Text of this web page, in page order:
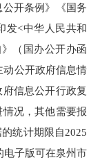
开条例》《国务
发<中华人民共和
（国办公开办函
动公开政府信息情
信息公开行政复
况，其他需要报
统计期限自2025
电子版可在泉州市